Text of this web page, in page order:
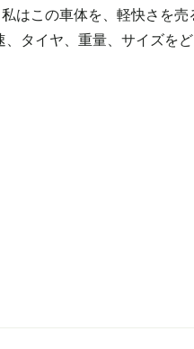
はこの車体を、軽快さを
タイヤ、重量、サイズをど